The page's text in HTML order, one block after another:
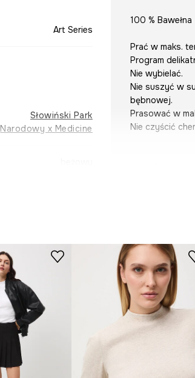
Art Series
Słowiński Park
Narodowy x Medicine
100 % Bawełna
Prać w maks.
Program
Nie wybielać.
Nie suszyć w
bębnowej.
Prasować w
Nie czyścić